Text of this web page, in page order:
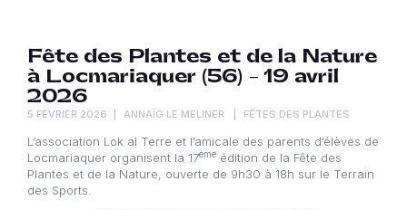
Fête des Plantes et de la Nature
à Locmariaquer (56) – 19 avril
2026
5 FÉVRIER 2026 ANNAÏG LE MELINER FÊTES DES PLANTES
L’association Lok al Terre et l’amicale des parents d’élèves de
Locmariaquer organisent la 17ème édition de la Fête des
Plantes et de la Nature, ouverte de 9h30 à 18h sur le Terrain
des Sports.